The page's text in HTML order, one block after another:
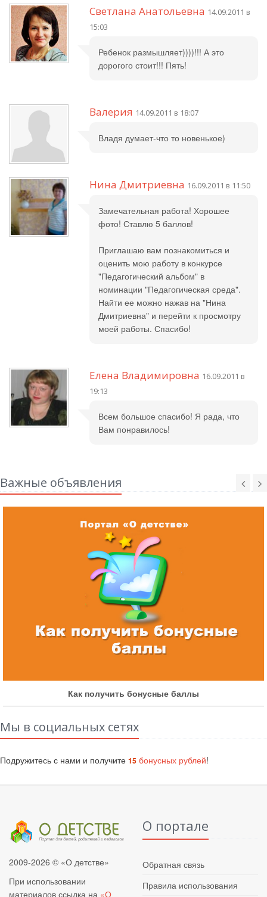
Светлана Анатольевна 14.09.2011 в
15:03
Ребенок размышляет))))!!! А это
дорогого стоит!!! Пять!
Валерия 14.09.2011 в 18:07
Владя думает-что то новенькое)
Нина Дмитриевна 16.09.2011 в 11:50
Замечательная работа! Хорошее
фото! Ставлю 5 баллов!
Приглашаю вам познакомиться и
оценить мою работу в конкурсе
"Педагогический альбом" в
номинации "Педагогическая среда".
Найти ее можно нажав на "Нина
Дмитриевна" и перейти к просмотру
моей работы. Спасибо!
Елена Владимировна 16.09.2011 в
19:13
Всем большое спасибо! Я рада, что
Вам понравилось!
Важные объявления
Как получить бонусные баллы
Мы в социальных сетях
Подружитесь с нами и получите 15 бонусных рублей!
2009-2026 © «О детстве»
При использовании
материалов ссылка на «О
О портале
Обратная связь
Правила использования